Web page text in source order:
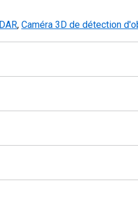
, Caméra 3D de détection